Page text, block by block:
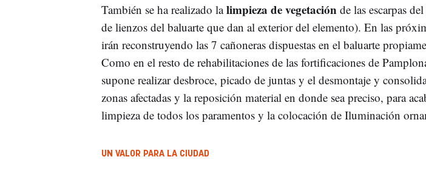
También se ha realizado lalimpieza de vegetación de las escarpas del
de lienzos del baluarte que dan al exterior del elemento). En las
irán reconstruyendo las 7 cañoneras dispuestas en el baluarte
Como en el resto de rehabilitaciones de las fortificaciones de
supone realizar desbroce, picado de juntas y el desmontaje y
zonas afectadas y la reposición material en donde sea preciso, para
limpieza de todos los paramentos y la colocación de Iluminación
UN VALOR PARA LA CIUDAD